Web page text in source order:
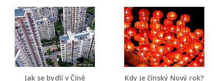
Jak se bydlí v Číně Kdy je čínský Nový rok?